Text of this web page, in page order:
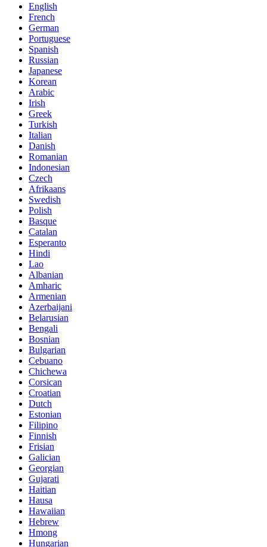
English
French
German
Portuguese
Spanish
Russian
Japanese
Korean
Arabic
Irish
Greek
Turkish
Italian
Danish
Romanian
Indonesian
Czech
Afrikaans
Swedish
Polish
Basque
Catalan
Esperanto
Hindi
Lao
Albanian
Amharic
Armenian
Azerbaijani
Belarusian
Bengali
Bosnian
Bulgarian
Cebuano
Chichewa
Corsican
Croatian
Dutch
Estonian
Filipino
Finnish
Frisian
Galician
Georgian
Gujarati
Haitian
Hausa
Hawaiian
Hebrew
Hmong
Hungarian